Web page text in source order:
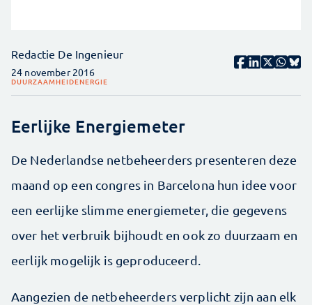
Redactie De Ingenieur
24 november 2016
DUURZAAMHEIDENERGIE
Eerlijke Energiemeter
De Nederlandse netbeheerders presenteren deze
maand op een congres in Barcelona hun idee voor
een eerlijke slimme energiemeter, die gegevens
over het verbruik bijhoudt en ook zo duurzaam en
eerlijk mogelijk is geproduceerd.
Aangezien de netbeheerders verplicht zijn aan elk